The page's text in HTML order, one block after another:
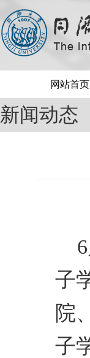
网站首页
新闻动态
子
院
子